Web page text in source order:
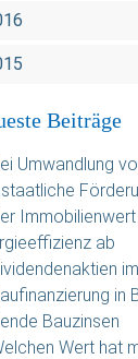
Beiträge
Umwandlung
staatliche
ab
in
Bauzinsen
Wert hat